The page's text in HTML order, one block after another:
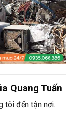
Quang Tuấn
tôi đến tận nơi.